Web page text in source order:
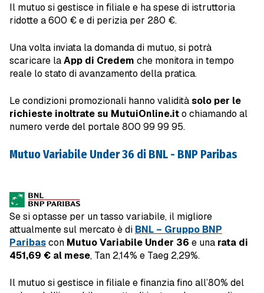
Il mutuo si gestisce in filiale e ha spese di istruttoria
ridotte a 600 € e di perizia per 280 €.
Una volta inviata la domanda di mutuo, si potrà
scaricare laApp di Credem che monitora in tempo
reale lo stato di avanzamento della pratica.
Le condizioni promozionali hanno validitàsolo per le
richieste inoltrate su MutuiOnline.ito chiamando al
numero verde del portale 800 99 99 95.
Mutuo Variabile Under 36 di BNL - BNP Paribas
Se si optasse per un tasso variabile, il migliore
attualmente sul mercato è di BNL – Gruppo BNP
Paribascon Mutuo Variabile Under 36 e una rata di
451,69 € al mese, Tan 2,14% e Taeg 2,29%.
Il mutuo si gestisce in filiale e finanzia fino all’80% del